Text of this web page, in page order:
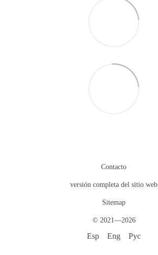
Contacto
versión completa del sitio web
Sitemap
© 2021—2026
Esp Eng Рус